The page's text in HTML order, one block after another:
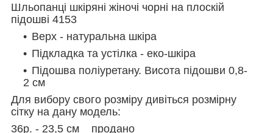
Шльопанці шкіряні жіночі чорні на плоскій
підошві 4153
Верх - натуральна шкіра
Підкладка та устілка - еко-шкіра
Підошва поліуретану. Висота підошви 0,8-
2 см
Для вибору свого розміру дивіться розмірну
сітку на дану модель:
36р. - 23,5 см продано